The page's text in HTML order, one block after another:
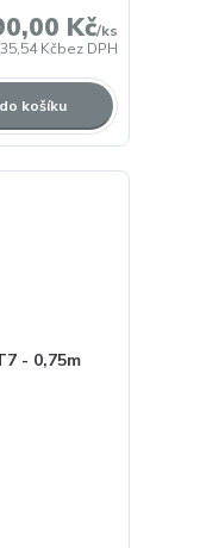
Kč/ks
Kčbez DPH
košíku